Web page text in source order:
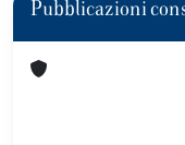
Pubblicazioni